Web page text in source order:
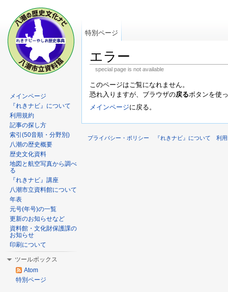
エラー
special page is not available
このページはご覧になれません。
恐れ入りますが、ブラウザの戻るボタンを使
メインページに戻る。
特別ページ
メインページ
『れきナビ』について
利用規約
記事の探し方
索引(50音順・分野別)
八潮の歴史概要
歴史文化資料
地図と航空写真から調べ
る
『れきナビ』講座
八潮市立資料館について
年表
元号(年号)の一覧
更新のお知らせなど
資料館・文化財保護課の
お知らせ
印刷について
ツールボックス
Atom
特別ページ
プライバシー・ポリシー 『れきナビ』について 利